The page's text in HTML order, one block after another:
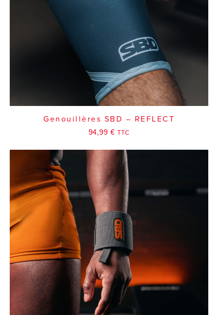
Genouillères SBD – REFLECT
94,99 € TTC